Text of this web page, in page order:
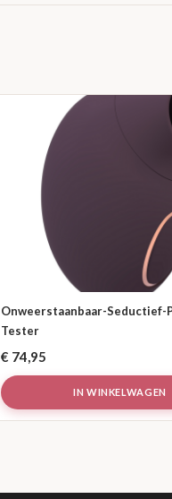
Onweerstaanbaar-Seductief-
Tester
€ 74,95
IN WINKELWAGEN